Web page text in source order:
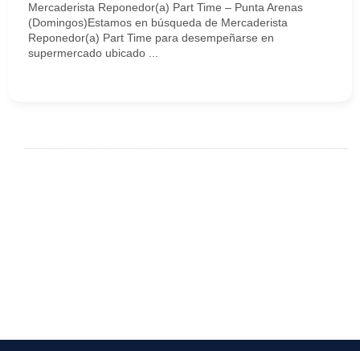
Mercaderista Reponedor(a) Part Time – Punta Arenas
(Domingos)Estamos en búsqueda de Mercaderista
Reponedor(a) Part Time para desempeñarse en
supermercado ubicado ...